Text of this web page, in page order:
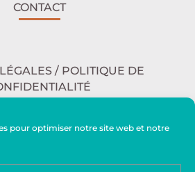
pour optimiser notre site web et notre
CONTACT
/ POLITIQUE DE